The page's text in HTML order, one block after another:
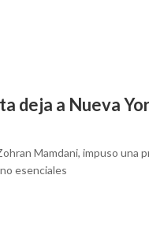
deja a Nueva
Mamdani, impuso una
esenciales